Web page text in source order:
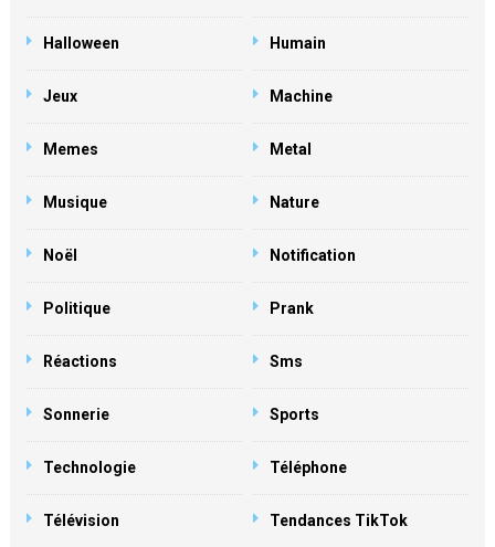
Halloween Humain
Jeux Machine
Memes Metal
Musique Nature
Noël Notification
Politique Prank
Réactions Sms
Sonnerie Sports
Technologie Téléphone
Télévision Tendances TikTok